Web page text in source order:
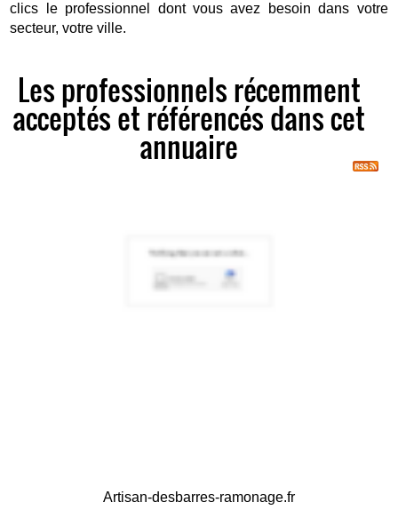
clics le professionnel dont vous avez besoin dans votre
secteur, votre ville.
Les professionnels récemment
acceptés et référencés dans cet
annuaire
Artisan-desbarres-ramonage.fr